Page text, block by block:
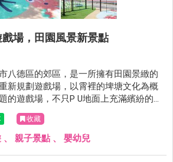
場，田園風景新景點
八德區的郊區，是一所擁有田園景緻的
新規劃遊戲場，以霄裡的埤塘文化為概
的遊戲場，不只P U地面上充滿繽紛的童
滑梯、金屬雙管溜滑梯、水管隧道、旋
具，也有一連串闖關挑戰的攀爬架、拱
分有趣好玩!現在就跟著小資爸一起來玩
收藏
、 親子景點 、 嬰幼兒